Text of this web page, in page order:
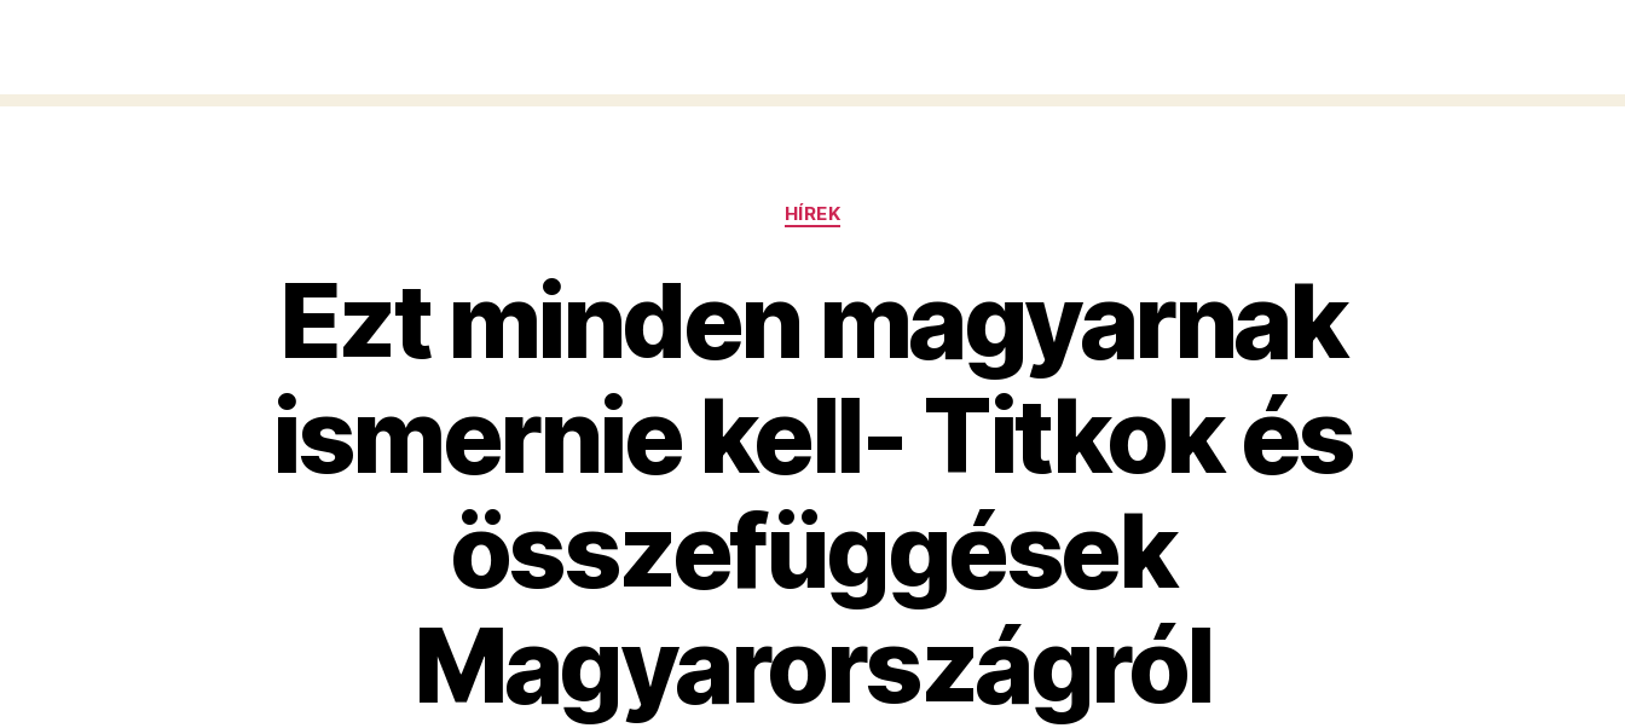
Kategóriák
HÍREK
Ezt minden magyarnak
ismernie kell- Titkok és
összefüggések
Magyarországról